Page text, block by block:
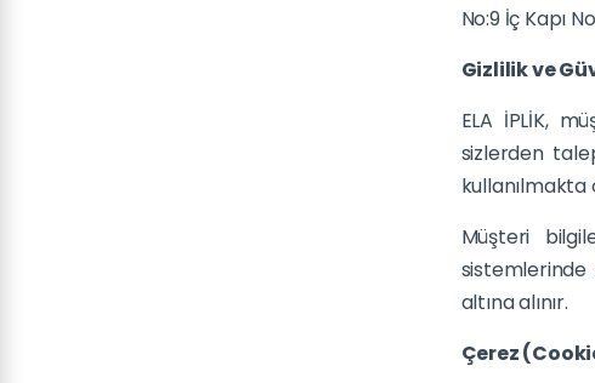
No:9 İç Kapı
Gizlilik ve
ELA İPLİK,
sizlerden
kullanılmakta
Müşteri
altına alınır.
Çerez